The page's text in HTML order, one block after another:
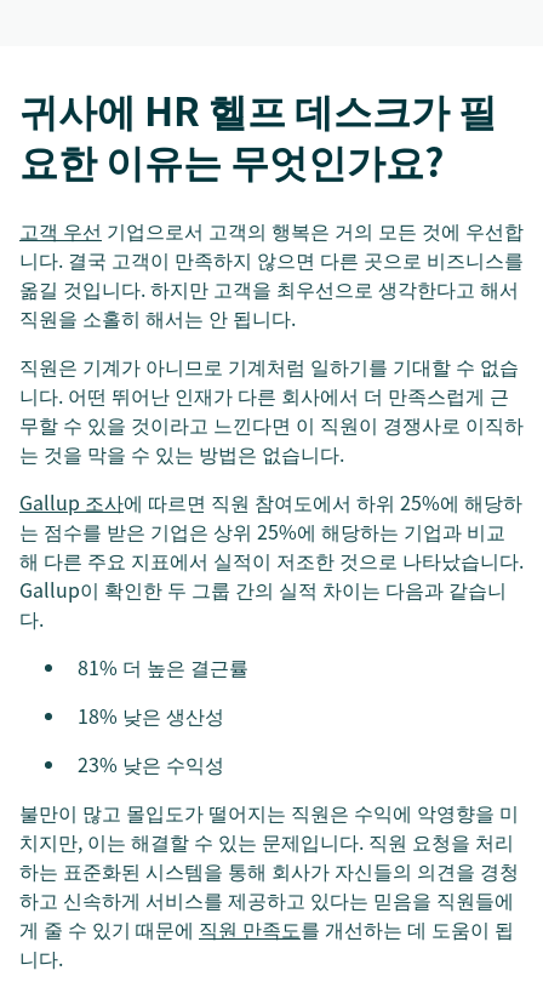
귀사에 HR 헬프 데스크가 필
요한 이유는 무엇인가요?
고객 우선 기업으로서 고객의 행복은 거의 모든 것에 우선합
니다. 결국 고객이 만족하지 않으면 다른 곳으로 비즈니스를
옮길 것입니다. 하지만 고객을 최우선으로 생각한다고 해서
직원을 소홀히 해서는 안 됩니다.
직원은 기계가 아니므로 기계처럼 일하기를 기대할 수 없습
니다. 어떤 뛰어난 인재가 다른 회사에서 더 만족스럽게 근
무할 수 있을 것이라고 느낀다면 이 직원이 경쟁사로 이직하
는 것을 막을 수 있는 방법은 없습니다.
Gallup 조사에 따르면 직원 참여도에서 하위 25%에 해당하
는 점수를 받은 기업은 상위 25%에 해당하는 기업과 비교
해 다른 주요 지표에서 실적이 저조한 것으로 나타났습니다.
Gallup이 확인한 두 그룹 간의 실적 차이는 다음과 같습니
다.
81% 더 높은 결근률
18% 낮은 생산성
23% 낮은 수익성
불만이 많고 몰입도가 떨어지는 직원은 수익에 악영향을 미
치지만, 이는 해결할 수 있는 문제입니다. 직원 요청을 처리
하는 표준화된 시스템을 통해 회사가 자신들의 의견을 경청
하고 신속하게 서비스를 제공하고 있다는 믿음을 직원들에
게 줄 수 있기 때문에 직원 만족도를 개선하는 데 도움이 됩
니다.